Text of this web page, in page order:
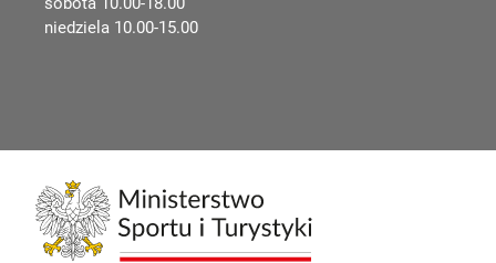
niedziela 10.00-15.00